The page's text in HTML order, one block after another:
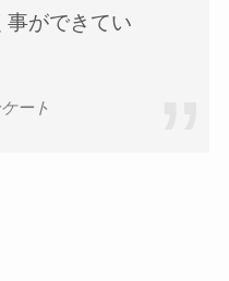
事ができてい
ート